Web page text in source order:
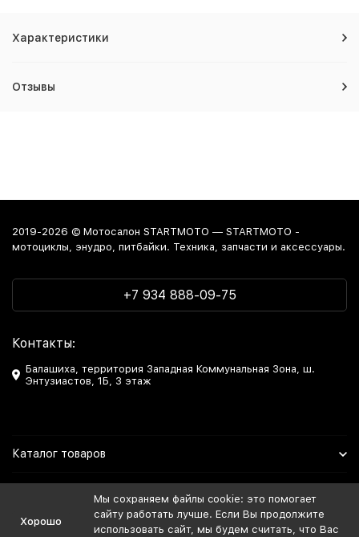
Характеристики
Отзывы
2019-2026 © Мотосалон STARTMOTO — STARTMOTO -
мотоциклы, энудро, питбайки. Техника, запчасти и аксессуары.
+7 934 888-09-75
Контакты:
Балашиха, территория Западная Коммунальная Зона, ш.
Энтузиастов, 1Б, 3 этаж
Каталог товаров
Мы в Соцсетях
Хорошо
Мы сохраняем файлы cookie: это помогает
сайту работать лучше. Если Вы продолжите
использовать сайт, мы будем считать, что Вас